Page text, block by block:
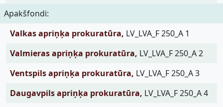
Apakšfondi:
Valkas apriņķa prokuratūra, LV_LVA_F 250_A 1
Valmieras apriņķa prokuratūra, LV_LVA_F 250_A 2
Ventspils apriņķa prokuratūra, LV_LVA_F 250_A 3
Daugavpils apriņķa prokuratūra, LV_LVA_F 250_A 4